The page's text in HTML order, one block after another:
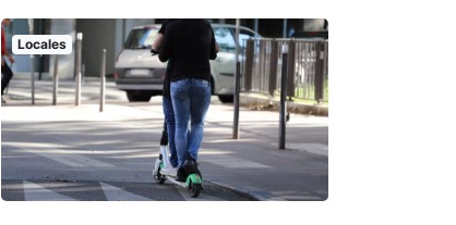
Locales